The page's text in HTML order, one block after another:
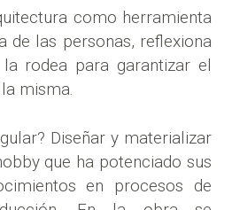
como herramienta
de las personas, reflexiona
rodea para garantizar el
misma.
Diseñar y materializar
que ha potenciado sus
en procesos de